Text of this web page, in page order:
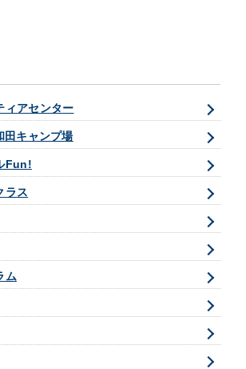
ィアセンター
田キャンプ場
Fun!
ラス
ム